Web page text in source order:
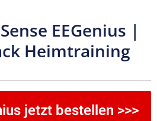
EEGenius |
Heimtraining
jetzt bestellen >>>